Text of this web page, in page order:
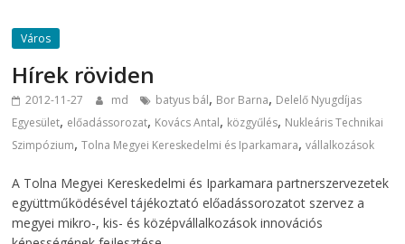
Város
Hírek röviden
2012-11-27 md batyus bál, Bor Barna, Delelő Nyugdíjas
Egyesület, előadássorozat, Kovács Antal, közgyűlés, Nukleáris Technikai
Szimpózium,Tolna Megyei Kereskedelmi és Iparkamara,vállalkozások
A Tolna Megyei Kereskedelmi és Iparkamara partnerszervezetek
együttműködésével tájékoztató előadássorozatot szervez a
megyei mikro-, kis- és középvállalkozások innovációs